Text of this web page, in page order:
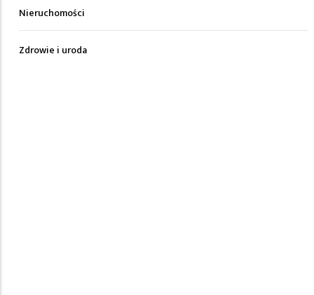
Nieruchomości
Zdrowie i uroda